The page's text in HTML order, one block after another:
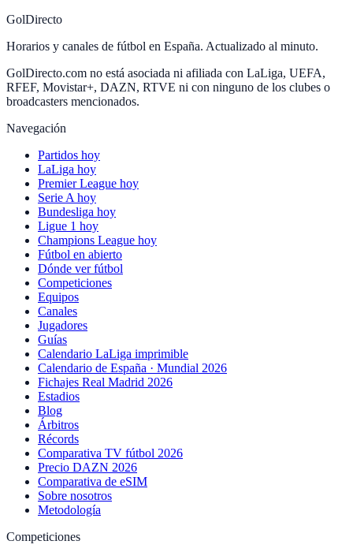
GolDirecto
Horarios y canales de fútbol en España. Actualizado al minuto.
GolDirecto.com no está asociada ni afiliada con LaLiga, UEFA,
RFEF, Movistar+, DAZN, RTVE ni con ninguno de los clubes o
broadcasters mencionados.
Navegación
Partidos hoy
LaLiga hoy
Premier League hoy
Serie A hoy
Bundesliga hoy
Ligue 1 hoy
Champions League hoy
Fútbol en abierto
Dónde ver fútbol
Competiciones
Equipos
Canales
Jugadores
Guías
Calendario LaLiga imprimible
Calendario de España · Mundial 2026
Fichajes Real Madrid 2026
Estadios
Blog
Árbitros
Récords
Comparativa TV fútbol 2026
Precio DAZN 2026
Comparativa de eSIM
Sobre nosotros
Metodología
Competiciones